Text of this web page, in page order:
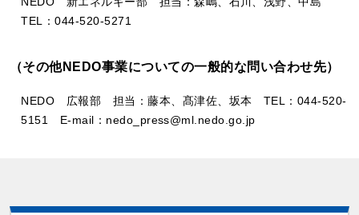
TEL：044-520-5271
（その他NEDO事業についての一般的な問い合わせ先）
NEDO 広報部 担当：藤本、髙津佐、坂本 TEL：044-520-
5151 E-mail：nedo_press@ml.nedo.go.jp